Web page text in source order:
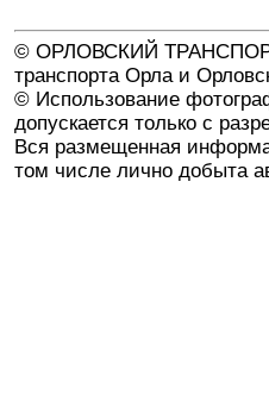
© ОРЛОВСКИЙ
транспорта Орла и
© Использование
допускается только с
Вся размещенная
том числе лично добыта